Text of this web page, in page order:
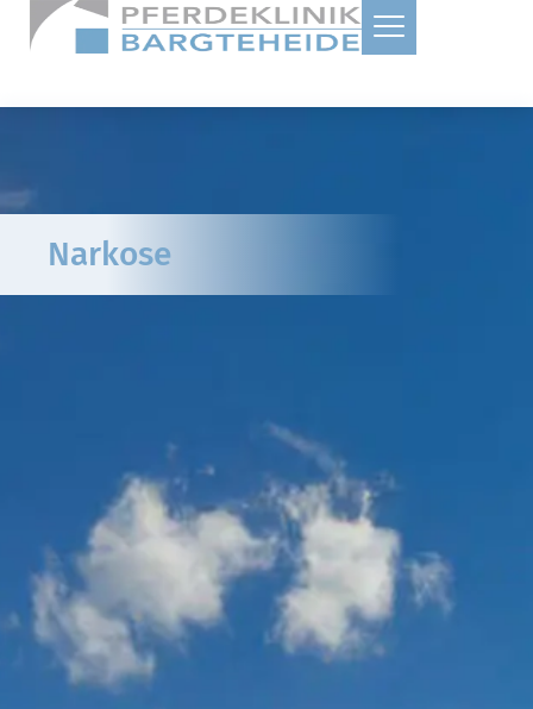
Narkose